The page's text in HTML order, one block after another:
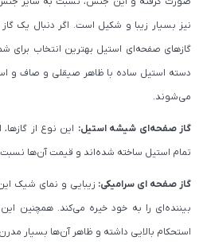
نیز بسیار زیبا و شکیل است. اگر دنبال یک
گازهای صفحه‌ای استیل بهترین انتخاب برای
دسته استیل ساده با ظاهر صیقلی و صاف و
می‌شوند.
گاز صفحه‌ای شیشه استیل: این نوع از
تمام استیل ساخته شده‌اند و قیمت آن‌ها نسبت
گاز صفحه ای سرامیکی: زیبایی و نمای شیک
بیننده‌ای را به خود خیره می‌کند. همچنین
استحکام بالایی داشته و ظاهر آن‌ها بسیار